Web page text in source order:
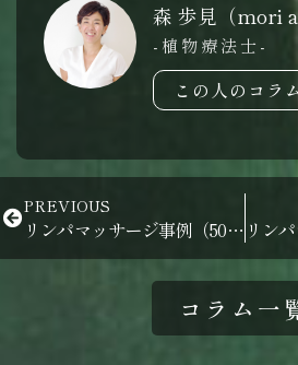
森 歩見（mori
-植物療法士-
この人のコラ
PREVIOUS
リンパマッサージ事例（50歳 胸の痛み 頭痛 眼精疲労 イライラ のぼせ）
コラム一